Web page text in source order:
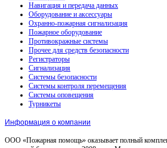
Навигация и передача данных
Оборудование и аксессуары
Охранно-пожарная сигнализация
Пожарное оборудование
Противокражные системы
Прочее для средств безопасности
Регистраторы
Сигнализация
Системы безопасности
Системы контроля перемещения
Системы оповещения
Турникеты
Информация о компании
ООО «Пожарная помощь» оказывает полный